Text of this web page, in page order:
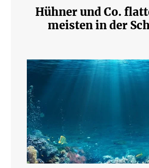
Hühner und Co.
meisten in der